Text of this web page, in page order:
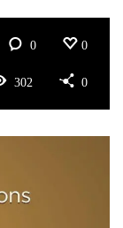
0 0
302 0